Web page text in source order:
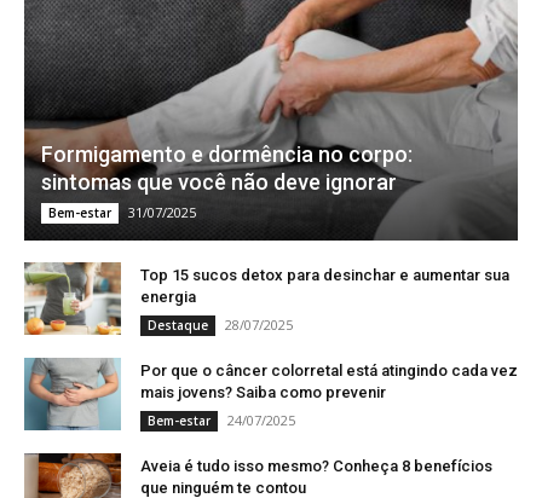
Formigamento e dormência no corpo:
sintomas que você não deve ignorar
Bem-estar 31/07/2025
Top 15 sucos detox para desinchar e aumentar sua
energia
Destaque 28/07/2025
Por que o câncer colorretal está atingindo cada vez
mais jovens? Saiba como prevenir
Bem-estar 24/07/2025
Aveia é tudo isso mesmo? Conheça 8 benefícios
que ninguém te contou